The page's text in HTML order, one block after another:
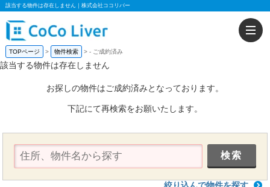
該当する物件は存在しません｜株式会社ココリバー
TOPページ 物件検索 - ご成約済み
該当する物件は存在しません
お探しの物件はご成約済みとなっております。
下記にて再検索をお願いたします。